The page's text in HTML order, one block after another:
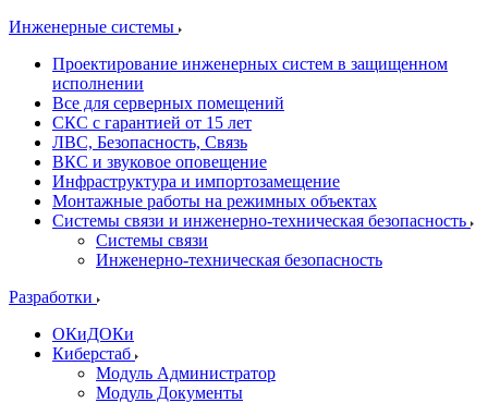
Инженерные системы
Проектирование инженерных систем в защищенном
исполнении
Все для серверных помещений
СКС с гарантией от 15 лет
ЛВС, Безопасность, Связь
ВКС и звуковое оповещение
Инфраструктура и импортозамещение
Монтажные работы на режимных объектах
Системы связи и инженерно-техническая безопасность
Системы связи
Инженерно-техническая безопасность
Разработки
ОКиДОКи
Киберстаб
Модуль Администратор
Модуль Документы